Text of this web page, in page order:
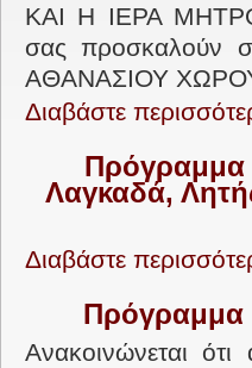
ΚΑΙ Η ΙΕΡΑ
σας προσκαλούν
ΑΘΑΝΑΣΙΟΥ
Διαβάστε
Πρόγραμμα
Λαγκαδά,
Διαβάστε
Πρόγραμμα
Ανακοινώνεται